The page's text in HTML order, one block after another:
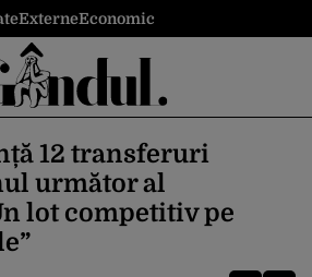
ExterneEconomic
12 transferuri
următor al
lot competitiv pe